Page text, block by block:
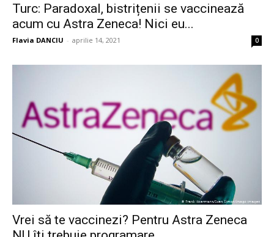
Turc: Paradoxal, bistrițenii se vaccinează
acum cu Astra Zeneca! Nici eu...
Flavia DANCIU - aprilie 14, 2021 0
Vrei să te vaccinezi? Pentru Astra Zeneca